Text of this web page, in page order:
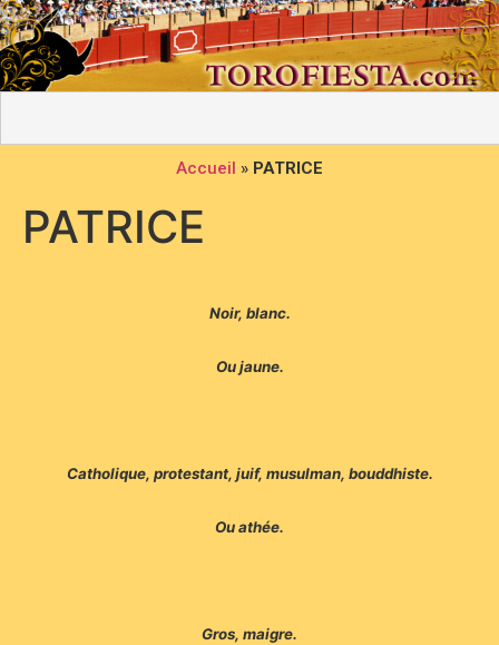
Accueil » PATRICE
PATRICE
Noir, blanc.
Ou jaune.
Catholique, protestant, juif, musulman, bouddhiste.
Ou athée.
Gros, maigre.